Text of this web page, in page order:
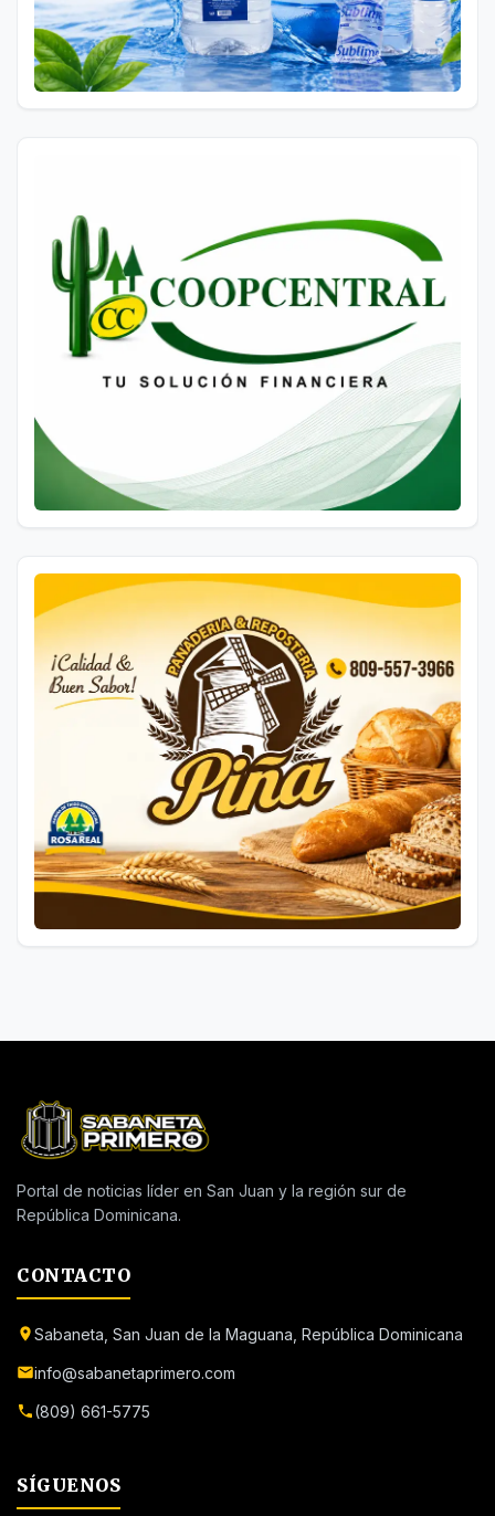
Portal de noticias líder en San Juan y la región sur de
República Dominicana.
CONTACTO
Sabaneta, San Juan de la Maguana, República Dominicana
info@sabanetaprimero.com
(809) 661-5775
SÍGUENOS